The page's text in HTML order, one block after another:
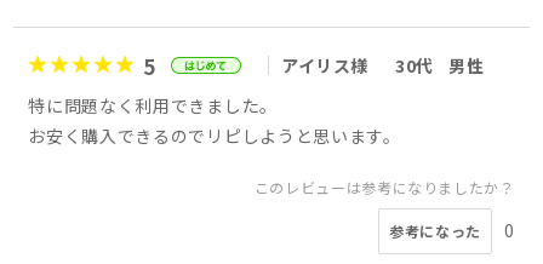
5 アイリス様 30代
男性
特に問題なく利用できました。
お安く購入できるのでリピしようと思います。
このレビューは参考になりましたか？
参考になった 0